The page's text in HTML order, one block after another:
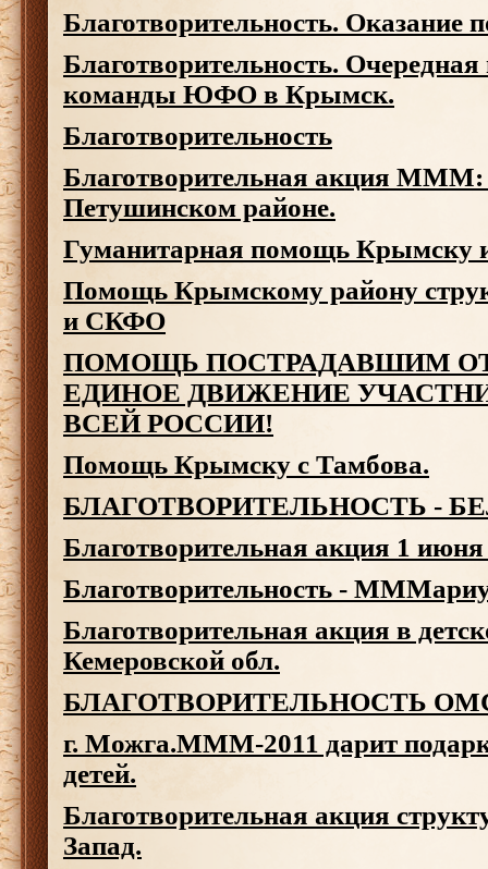
Благотворительность. Оказание
Благотворительность.
команды ЮФО в Крымск.
Благотворительность
Благотворительная акция
Петушинском районе.
Гуманитарная помощь Крымску
Помощь Крымскому району
и СКФО
ПОМОЩЬ ПОСТРАДАВШИМ
ЕДИНОЕ ДВИЖЕНИЕ
ВСЕЙ РОССИИ!
Помощь Крымску с Тамбова.
БЛАГОТВОРИТЕЛЬНОСТЬ -
Благотворительная акция 1 июня
Благотворительность -
Благотворительная акция в
Кемеровской обл.
БЛАГОТВОРИТЕЛЬНОСТЬ
г. Можга.МММ-2011 дарит
детей.
Благотворительная акция
Запад.